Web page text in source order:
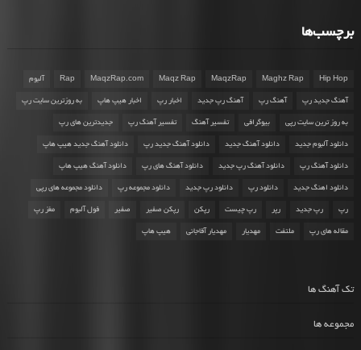
برچسب‌ها
Hip Hop
Maghz Rap
MaqzRap
Maqz Rap
MaqzRap.com
Rap آلبوم
آهنگ جدید رپ آهنگ رپ آهنگ رپ جدید اخبار رپ اخبار هیپ هاپ به روزترین سایت رپ
به روز ترین سایت رپی بیوگرافی تفسیر آهنگ تفسیر آهنگ رپ جدیدترین های رپ
دانلود آلبوم جدید دانلود آهنگ جدید دانلود آهنگ جدید رپ دانلود آهنگ جدید هیپ هاپ
دانلود آهنگ رپ دانلود آهنگ رپ جدید دانلود آهنگ های رپ دانلود آهنگ هیپ هاپ
دانلود اهنگ جدید دانلود رپ دانلود رپ جدید دانلود مجموعه رپ دانلود مجموعه های رپی
رپ رپ جدید رپر رپ چیست رپکن رپکن صفیر صفیر فول آلبوم مغز رپ
مقاله های رپ ملتفت مهدیار مهدیار آقاجانی هیپ هاپ
تک آهنگ ها
مجموعه ها